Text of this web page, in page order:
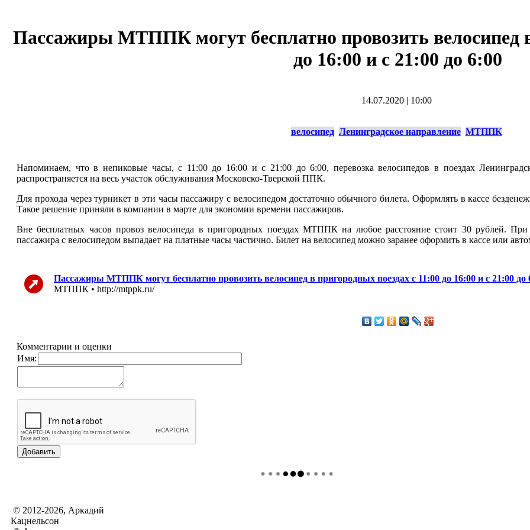
Пассажиры МТППК могут бесплатно провозить велосипед
до 16:00 и с 21:00 до 6:00
14.07.2020| 10:00
велосипед Ленинградское направление МТППК
Напоминаем, что в непиковые часы, с 11:00 до 16:00 и с 21:00 до 6:00, перевозка велосипедов в поездах
распространяется на весь участок обслуживания Московско-Тверской ППК.
Для прохода через турникет в эти часы пассажиру с велосипедом достаточно обычного билета. Оформлять в кассе
Такое решение приняли в компании в марте для экономии времени пассажиров.
Вне бесплатных часов провоз велосипеда в пригородных поездах МТППК на любое расстояние стоит 30 рублей. При
пассажира с велосипедом выпадает на платные часы частично. Билет на велосипед можно заранее оформить в кассе или
Пассажиры МТППК могут бесплатно провозить велосипед в пригородных поездах с 11:00 до 16:00 и с 21:00 до
МТППК • http://mtppk.ru/
Комментарии и оценки
Имя:
© 2012-2026, Аркадий
Кацнельсон